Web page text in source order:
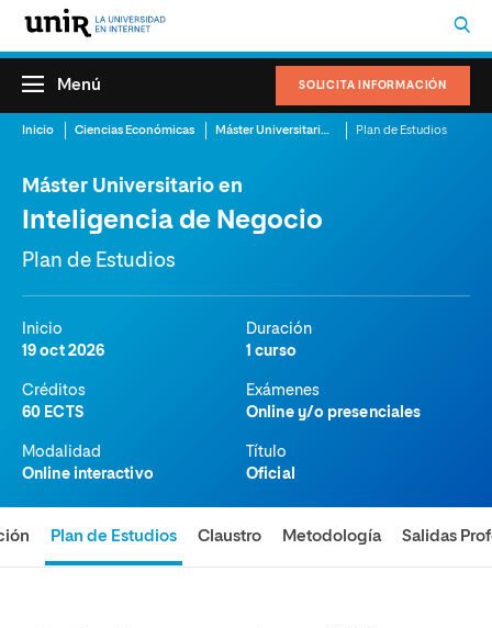
SOLICITA INFORMACIÓN
Menú
Inicio Ciencias Económicas Máster Universitario en Inteligencia de Negocio Plan de Estudios
Máster Universitario en
Inteligencia de Negocio
Plan de Estudios
Inicio
19 oct 2026
Duración
1 curso
Créditos
60 ECTS
Exámenes
Online y/o presenciales
Modalidad
Online interactivo
Título
Oficial
Plan de Estudios Claustro Metodología Salidas